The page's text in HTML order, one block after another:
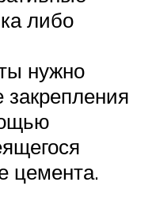
либо
нужно
закрепления
цемента.